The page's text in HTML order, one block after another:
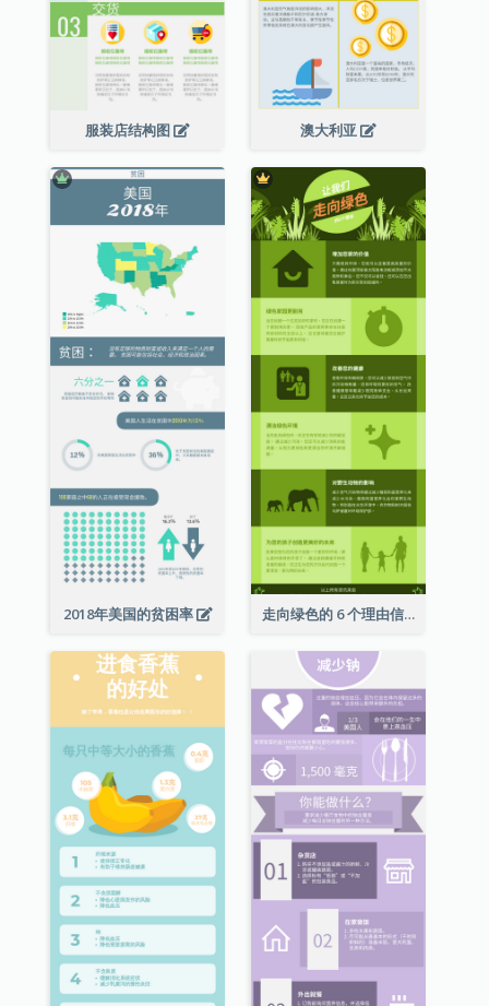
服装店结构图 澳大利亚
2018年美国的贫困率 走向绿色的 6 个理由信息图表